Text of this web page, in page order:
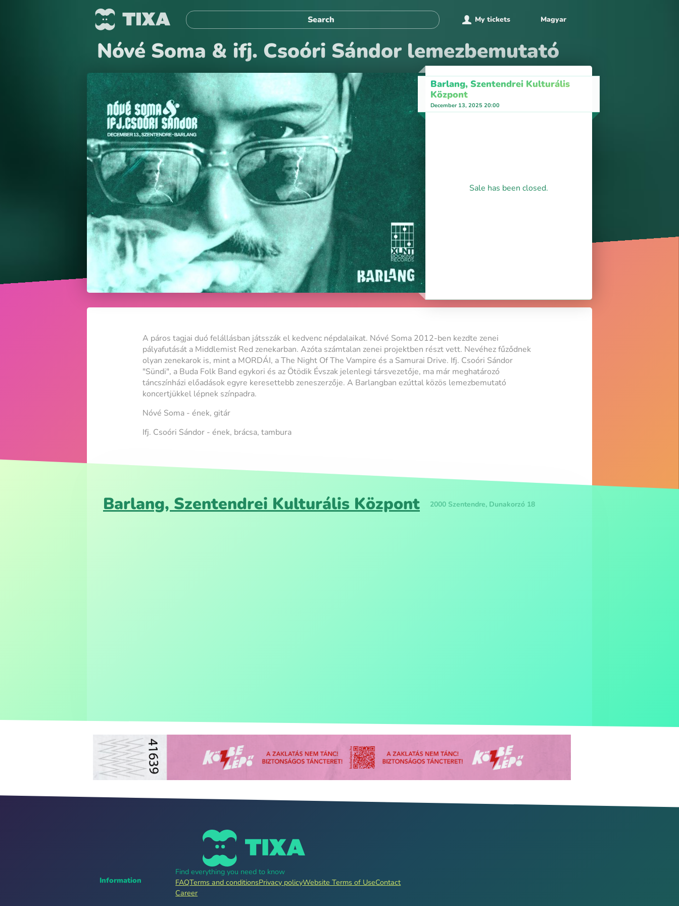
My tickets Magyar
Nóvé Soma & ifj. Csoóri Sándor lemezbemutató
Barlang, Szentendrei Kulturális
Központ
December 13, 2025 20:00
Sale has been closed.
A páros tagjai duó felállásban játsszák el kedvenc népdalaikat. Nóvé Soma 2012-ben kezdte zenei
pályafutását a Middlemist Red zenekarban. Azóta számtalan zenei projektben részt vett. Nevéhez fűződnek
olyan zenekarok is, mint a MORDÁI, a The Night Of The Vampire és a Samurai Drive. Ifj. Csoóri Sándor
"Sündi", a Buda Folk Band egykori és az Ötödik Évszak jelenlegi társvezetője, ma már meghatározó
táncszínházi előadások egyre keresettebb zeneszerzője. A Barlangban ezúttal közös lemezbemutató
koncertjükkel lépnek színpadra.
Nóvé Soma - ének, gitár
Ifj. Csoóri Sándor - ének, brácsa, tambura
Barlang, Szentendrei Kulturális Központ 2000 Szentendre, Dunakorzó 18
Information
Find everything you need to know
FAQTerms and conditionsPrivacy policyWebsite Terms of UseContact
Career